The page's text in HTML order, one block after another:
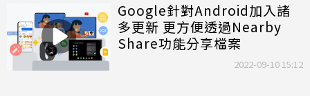
Google針對Android加入諸
多更新 更方便透過Nearby
Share功能分享檔案
2022-09-10 15:12